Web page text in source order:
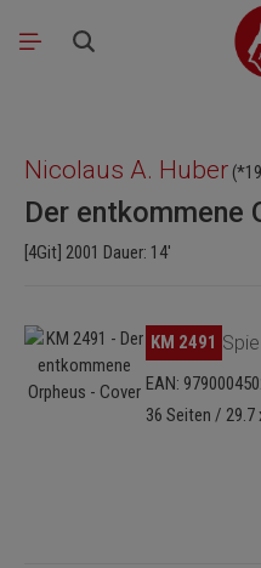
Zum Hauptinhalt springen
Nicolaus A. Huber
Der entkommene
[4Git] 2001 Dauer: 14'
Bildergalerie überspringen
KM 2491
EAN:
36 Seiten /